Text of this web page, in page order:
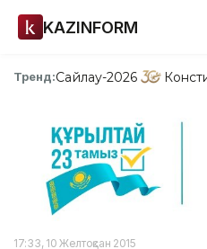
KAZINFORM
Тренд:Сайлау-2026
17:33, 10 Желтоқсан 2015